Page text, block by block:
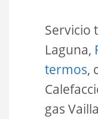
Servicio
Laguna,
termos,
gas